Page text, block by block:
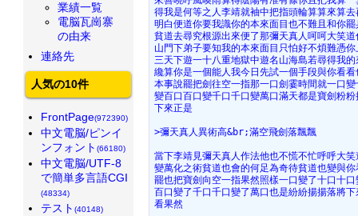
得我是何等之人李靖就袖中把指頭輪算算來算
明白便道你要我識你的本來面目也不難且和你
貧道去尋究根源出來便了那彌天真人呵呵大笑
山門下弟子要知我的本來面目只怕好不煩難憑
三天下遊一十八重地獄中遊名山海島若尋得我
纔算你是一個能人我今日先試一個手段與你看
本事說罷把劍往空一指那一口劍霎時間就一口
變百口百口變千口千口變萬口滿天都是寶劍粉
下來正是
>彌天真人異術高&br;滿空飛劍落飄飄
當下李靖見彌天真人作法他也不慌不忙呼呼大
變萬化之術貧道也會的何足為奇待貧道也變與
罷也把寶劍向空一指果然照樣一口變了十口十
百口變了千口千口變了萬口也是紛紛揚揚落將
看果然
業績一覧
電脳瓦崗寨
の由来
連絡先
人気の10件
FrontPage(972390)
中文電脳/ピンイ
ンフォント (66180)
中文電脳/UTF-8
で簡単多言語CGI
(48334)
テスト (40148)